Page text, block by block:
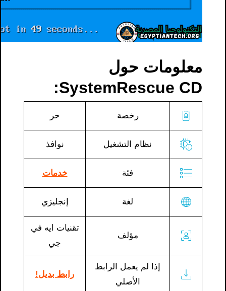
معلومات حول
SystemRescue CD:
رخصة حر
نظام التشغيل نوافذ
فئة خدمات
لغة إنجليزي
مؤلف
تقنيات ايه في
جي
إذا لم يعمل الرابط
الأصلي
رابط بديل!